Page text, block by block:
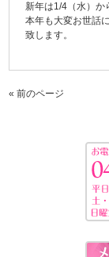
新年は1/4（水）か
本年も大変お世話
致します。
« 前のページ